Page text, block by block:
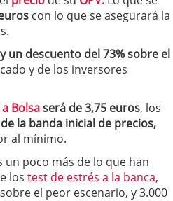
3 de octubre de 2025
con lo que se asegurará la
un descuento del 73% sobre el
y de los inversores
Bolsaserá de 3,75 euros, los
la banda inicial de precios,
al mínimo.
un poco más de lo que han
los test de estrés a la banca,
el peor escenario, y 3.000